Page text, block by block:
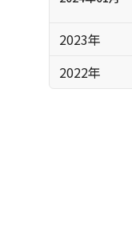
2023年
2022年